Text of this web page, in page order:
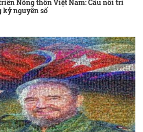
Nông thôn Việt Nam: Cầu nối tri
kỷ nguyên số